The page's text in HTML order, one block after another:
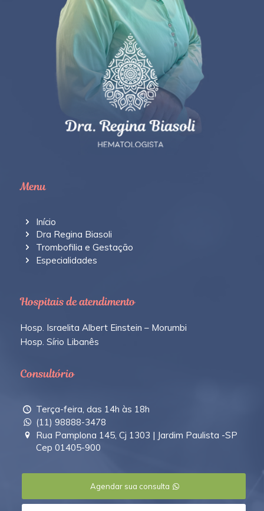
Menu
Início
Dra Regina Biasoli
Trombofilia e Gestação
Especialidades
Hospitais de atendimento
Hosp. Israelita Albert Einstein – Morumbi
Hosp. Sírio Libanês
Consultório
Terça-feira, das 14h às 18h
(11) 98888-3478
Rua Pamplona 145, Cj 1303 | Jardim Paulista -SP
Cep 01405-900
Agendar sua consulta